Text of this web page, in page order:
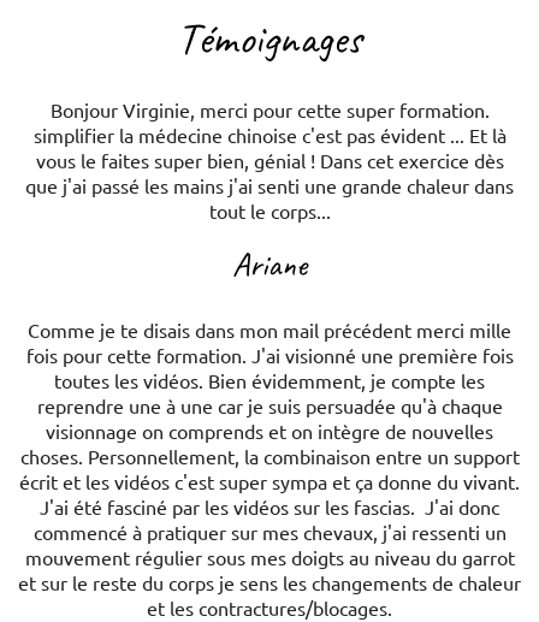
Témoignages
Bonjour Virginie, merci pour cette super formation.
simplifier la médecine chinoise c'est pas évident ... Et là
vous le faites super bien, génial ! Dans cet exercice dès
que j'ai passé les mains j'ai senti une grande chaleur dans
tout le corps...
Ariane
Comme je te disais dans mon mail précédent merci mille
fois pour cette formation. J'ai visionné une première fois
toutes les vidéos. Bien évidemment, je compte les
reprendre une à une car je suis persuadée qu'à chaque
visionnage on comprends et on intègre de nouvelles
choses. Personnellement, la combinaison entre un support
écrit et les vidéos c'est super sympa et ça donne du vivant.
J'ai été fasciné par les vidéos sur les fascias. J'ai donc
commencé à pratiquer sur mes chevaux, j'ai ressenti un
mouvement régulier sous mes doigts au niveau du garrot
et sur le reste du corps je sens les changements de chaleur
et les contractures/blocages.